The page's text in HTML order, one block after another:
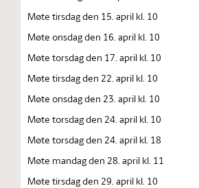
Møte tirsdag den 15. april kl. 10
Møte onsdag den 16. april kl. 10
Møte torsdag den 17. april kl. 10
Møte tirsdag den 22. april kl. 10
Møte onsdag den 23. april kl. 10
Møte torsdag den 24. april kl. 10
Møte torsdag den 24. april kl. 18
Møte mandag den 28. april kl. 11
Møte tirsdag den 29. april kl. 10